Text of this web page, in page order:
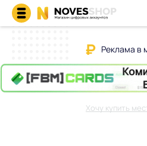
Реклама в
Хочу купить